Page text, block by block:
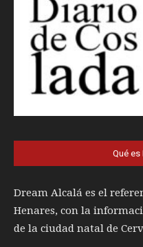
Qué es
Dream Alcalá es el
Henares, con la
de la ciudad natal de